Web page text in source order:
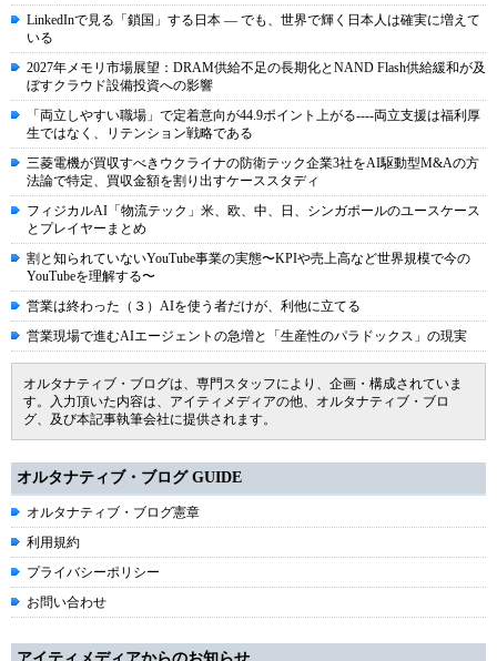
LinkedInで見る「鎖国」する日本 ― でも、世界で輝く日本人は確実に増えて
いる
2027年メモリ市場展望：DRAM供給不足の長期化とNAND Flash供給緩和が及
ぼすクラウド設備投資への影響
「両立しやすい職場」で定着意向が44.9ポイント上がる----両立支援は福利厚
生ではなく、リテンション戦略である
三菱電機が買収すべきウクライナの防衛テック企業3社をAI駆動型M&Aの方
法論で特定、買収金額を割り出すケーススタディ
フィジカルAI「物流テック」米、欧、中、日、シンガポールのユースケース
とプレイヤーまとめ
割と知られていないYouTube事業の実態〜KPIや売上高など世界規模で今の
YouTubeを理解する〜
営業は終わった（３）AIを使う者だけが、利他に立てる
営業現場で進むAIエージェントの急増と「生産性のパラドックス」の現実
オルタナティブ・ブログは、専門スタッフにより、企画・構成されていま
す。入力頂いた内容は、アイティメディアの他、オルタナティブ・ブロ
グ、及び本記事執筆会社に提供されます。
オルタナティブ・ブログ GUIDE
オルタナティブ・ブログ憲章
利用規約
プライバシーポリシー
お問い合わせ